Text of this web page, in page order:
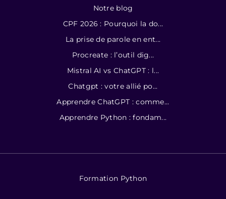
Notre blog
CPF 2026 : Pourquoi la do...
La prise de parole en ent...
Procreate : l’outil dig...
Mistral AI vs ChatGPT : l...
Chatgpt : votre allié po...
Apprendre ChatGPT : comme...
Apprendre Python : fondam...
Formation Python